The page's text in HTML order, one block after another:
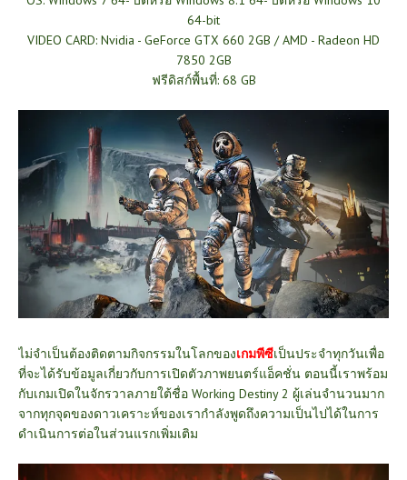
64-bit
VIDEO CARD: Nvidia - GeForce GTX 660 2GB / AMD - Radeon HD
7850 2GB
ฟรีดิสก์พื้นที่: 68 GB
ไม่จำเป็นต้องติดตามกิจกรรมในโลกของเกมพีซีเป็นประจำทุกวันเพื่อ
ที่จะได้รับข้อมูลเกี่ยวกับการเปิดตัวภาพยนตร์แอ็คชั่น ตอนนี้เราพร้อม
กับเกมเปิดในจักรวาลภายใต้ชื่อ Working Destiny 2 ผู้เล่นจำนวนมาก
จากทุกจุดของดาวเคราะห์ของเรากำลังพูดถึงความเป็นไปได้ในการ
ดำเนินการต่อในส่วนแรกเพิ่มเติม